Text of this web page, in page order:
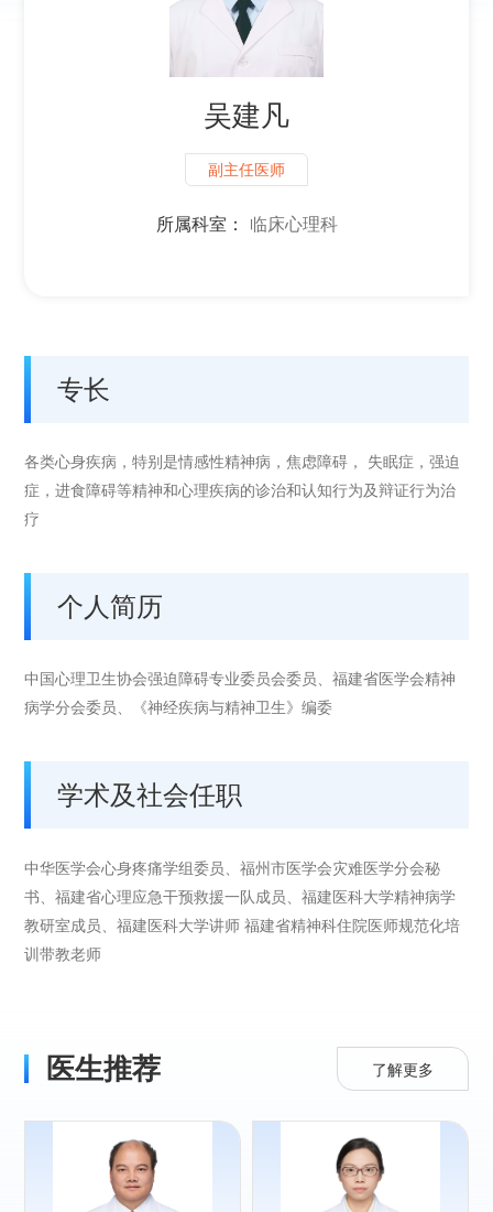
吴建凡
副主任医师
所属科室： 临床心理科
专长
各类心身疾病，特别是情感性精神病，焦虑障碍， 失眠症，强迫
症，进食障碍等精神和心理疾病的诊治和认知行为及辩证行为治
疗
个人简历
中国心理卫生协会强迫障碍专业委员会委员、福建省医学会精神
病学分会委员、《神经疾病与精神卫生》编委
学术及社会任职
中华医学会心身疼痛学组委员、福州市医学会灾难医学分会秘
书、福建省心理应急干预救援一队成员、福建医科大学精神病学
教研室成员、福建医科大学讲师 福建省精神科住院医师规范化培
训带教老师
医生推荐 了解更多
专长：